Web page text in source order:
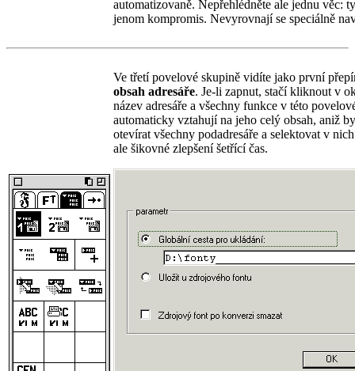
automatizovaně. Nepřehlédněte ale jednu věc:
jenom kompromis. Nevyrovnají se speciálně
Ve třetí povelové skupině vidíte jako první
obsah adresáře. Je-li zapnut, stačí kliknout v
název adresáře a všechny funkce v této
automaticky vztahují na jeho celý obsah, aniž
otevírat všechny podadresáře a selektovat v
ale šikovné zlepšení šetřící čas.